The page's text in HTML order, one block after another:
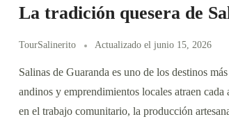
La tradición quesera de
TourSalinerito Actualizado el junio 15, 2026
Salinas de Guaranda es uno de los destinos
andinos y emprendimientos locales atraen
en el trabajo comunitario, la producción